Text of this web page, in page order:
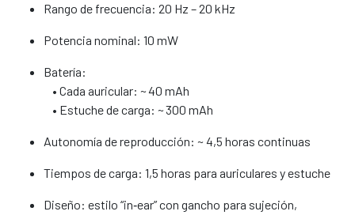
Rango de frecuencia: 20 Hz – 20 kHz
Potencia nominal: 10 mW
Batería:
• Cada auricular: ~ 40 mAh
• Estuche de carga: ~ 300 mAh
Autonomía de reproducción: ~ 4,5 horas continuas
Tiempos de carga: 1,5 horas para auriculares y estuche
Diseño: estilo “in‑ear” con gancho para sujeción,